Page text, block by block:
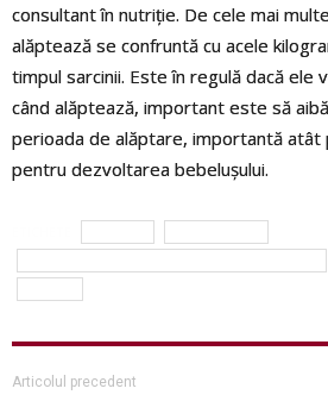
consultant în nutriție. De cele mai
alăptează se confruntă cu acele
timpul sarcinii. Este în regulă dacă ele
când alăptează, important este să
perioada de alăptare, importantă atât
pentru dezvoltarea bebelușului.
Articolul precedent